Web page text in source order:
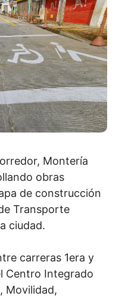
Montería
obras
de construcción
Transporte
ciudad.
carreras 1era y
Centro Integrado
Movilidad,